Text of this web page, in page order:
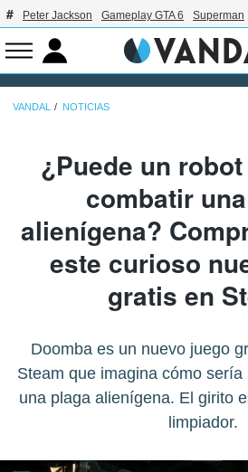
Peter Jackson Gameplay GTA 6 Superman
VANDAL NOTICIAS
¿Puede un
combatir
alienígena?
este curioso
gratis en
Doomba es un nuevo juego
Steam que imagina cómo
una plaga alienígena. El girito
limpiador.